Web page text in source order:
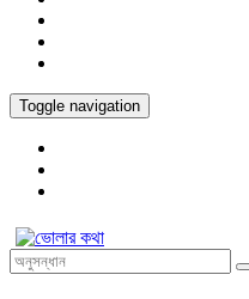
Toggle navigation